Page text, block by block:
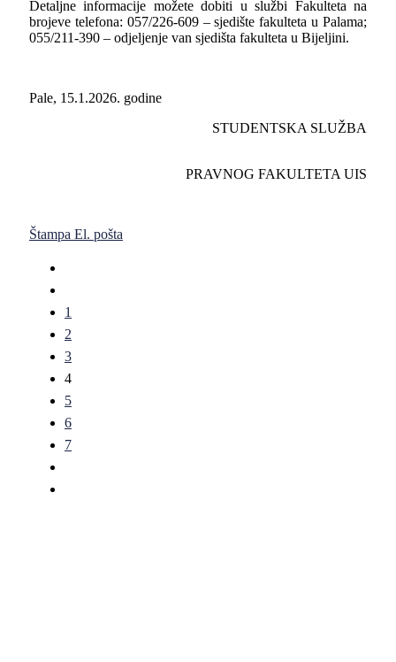
Detaljne informacije možete dobiti u službi Fakulteta na
brojeve telefona: 057/226-609 – sjedište fakulteta u Palama;
055/211-390 – odjeljenje van sjedišta fakulteta u Bijeljini.
Pale, 15.1.2026. godine
STUDENTSKA SLUŽBA
PRAVNOG FAKULTETA UIS
Štampa El. pošta
1
2
3
4
5
6
7